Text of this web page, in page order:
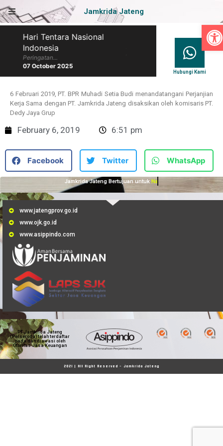
Jamkrida Jateng
Hari Tentara Nasional
Indonesia
Peringatan...
07 October 2025
Hari Batik Nasional
Hubungi Kami
6 Februari 2019, PT. BPR Muhadi Setia Budi menandatangani Perjanjian
Kerja Sama dengan PT. Jamkrida Jateng disaksikan oleh komisaris PT.
Dedy Jaya Grup
February 6, 2019 6:51 pm
Facebook Twitter WhatsApp
Jamkrida Jateng Bertujuan untuk Membantu UMKM
www.jatengprov.go.id
www.ojk.go.id
www.asippindo.com
PT Jamkrida Jateng
(Perseroda) telah terdaftar
pada dan diawasi oleh
Otoritas Jasa Keuangan
2021 | All Right Reserved - Jamkrida Jateng